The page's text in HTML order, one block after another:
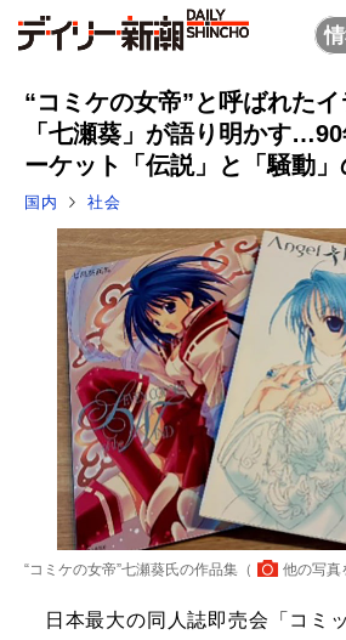
“コミケの女帝”と呼ばれた
「七瀬葵」が語り明かす
ーケット「伝説」と「騒動」
国内 社会
“コミケの女帝”七瀬葵氏の作品集（ 他の写真
日本最大の同人誌即売会「コミ